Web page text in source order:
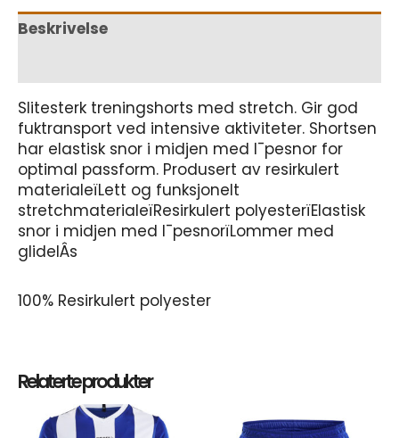
Beskrivelse
Slitesterk treningshorts med stretch. Gir god
fuktransport ved intensive aktiviteter. Shortsen
har elastisk snor i midjen med l¯pesnor for
optimal passform. Produsert av resirkulert
materialeïLett og funksjonelt
stretchmaterialeïResirkulert polyesterïElastisk
snor i midjen med l¯pesnorïLommer med
glidelÂs
100% Resirkulert polyester
Relaterte produkter